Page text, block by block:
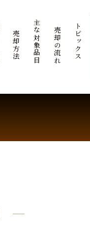
ご売却方法 主な対象品目 ご売却の流れ トピックス